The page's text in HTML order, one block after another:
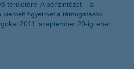
területére. A pénzintézet – a
figyelmet a támogatások
2011. szeptember 20-ig lehet